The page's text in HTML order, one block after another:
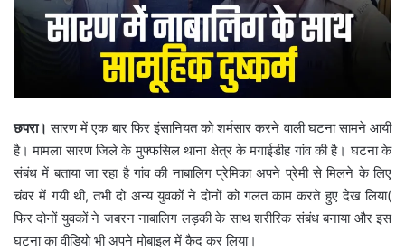
छपरा। सारण में एक बार फिर इंसानियत को शर्मसार करने वाली घटना सामने आयी
है। मामला सारण जिले के मुफ्फसिल थाना क्षेत्र के मगाईडीह गांव की है। घटना के
संबंध में बताया जा रहा है गांव की नाबालिग प्रेमिका अपने प्रेमी से मिलने के लिए
चंवर में गयी थी, तभी दो अन्य युवकों ने दोनों को गलत काम करते हुए देख लिया(
फिर दोनों युवकों ने जबरन नाबालिग लड़की के साथ शरीरिक संबंध बनाया और इस
घटना का वीडियो भी अपने मोबाइल में कैद कर लिया।